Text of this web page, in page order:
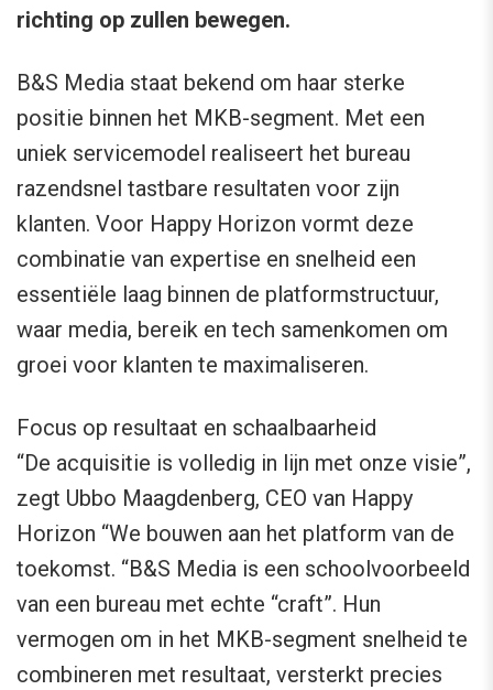
richting op zullen bewegen.
B&S Media staat bekend om haar sterke
positie binnen het MKB-segment. Met een
uniek servicemodel realiseert het bureau
razendsnel tastbare resultaten voor zijn
klanten. Voor Happy Horizon vormt deze
combinatie van expertise en snelheid een
essentiële laag binnen de platformstructuur,
waar media, bereik en tech samenkomen om
groei voor klanten te maximaliseren.
Focus op resultaat en schaalbaarheid
“De acquisitie is volledig in lijn met onze visie”,
zegt Ubbo Maagdenberg, CEO van Happy
Horizon “We bouwen aan het platform van de
toekomst. “B&S Media is een schoolvoorbeeld
van een bureau met echte “craft”. Hun
vermogen om in het MKB-segment snelheid te
combineren met resultaat, versterkt precies